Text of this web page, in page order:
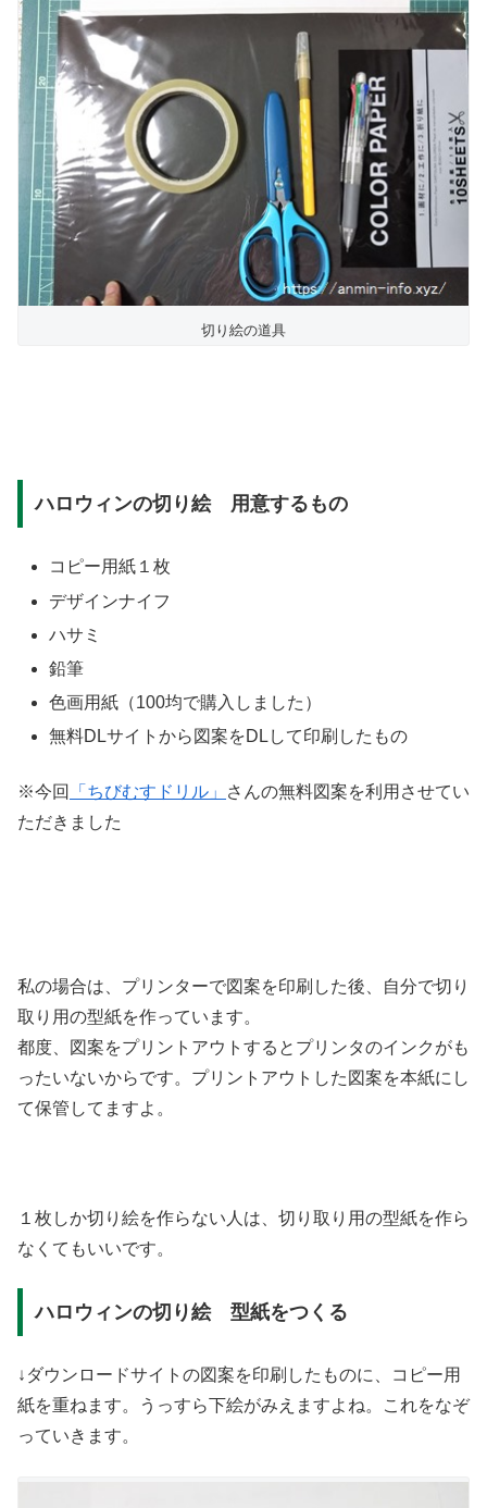
切り絵の道具
ハロウィンの切り絵 用意するもの
コピー用紙１枚
デザインナイフ
ハサミ
鉛筆
色画用紙（100均で購入しました）
無料DLサイトから図案をDLして印刷したもの
※今回 「ちびむすドリル」
さんの無料図案を利用させてい
ただきました
私の場合は、プリンターで図案を印刷した後、自分で切り
取り用の型紙を作っています。
都度、図案をプリントアウトするとプリンタのインクがも
ったいないからです。プリントアウトした図案を本紙にし
て保管してますよ。
１枚しか切り絵を作らない人は、切り取り用の型紙を作ら
なくてもいいです。
ハロウィンの切り絵 型紙をつくる
↓ダウンロードサイトの図案を印刷したものに、コピー用
紙を重ねます。うっすら下絵がみえますよね。これをなぞ
っていきます。